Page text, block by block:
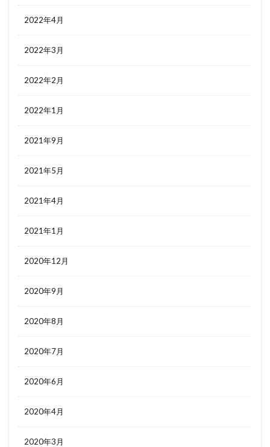
2022年4月
2022年3月
2022年2月
2022年1月
2021年9月
2021年5月
2021年4月
2021年1月
2020年12月
2020年9月
2020年8月
2020年7月
2020年6月
2020年4月
2020年3月